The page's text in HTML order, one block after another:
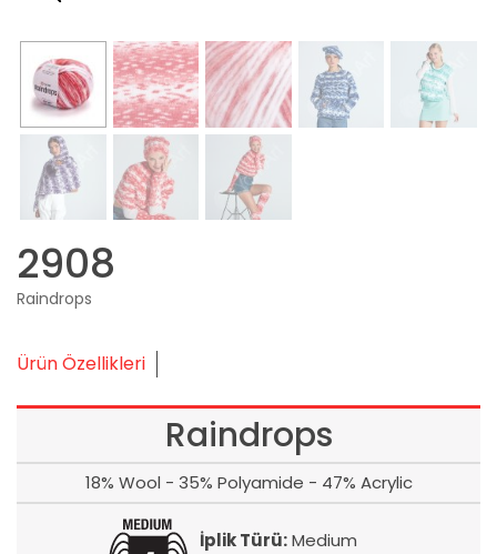
2908
Raindrops
Ürün Özellikleri
Raindrops
18% Wool - 35% Polyamide - 47% Acrylic
İplik Türü:Medium